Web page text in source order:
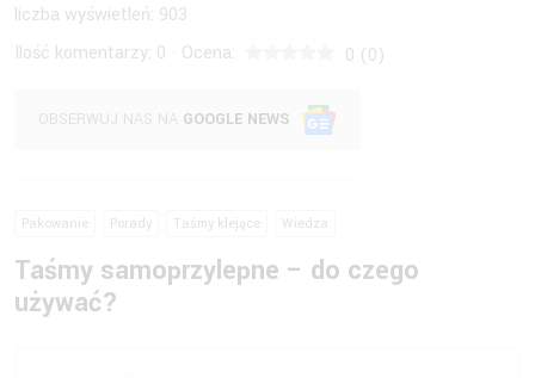
liczba wyświetleń: 903
Ilość komentarzy: 0 · Ocena: 0 (0)
OBSERWUJ NAS NA GOOGLE NEWS
Pakowanie Porady Taśmy klejące Wiedza
Taśmy samoprzylepne – do czego
używać?